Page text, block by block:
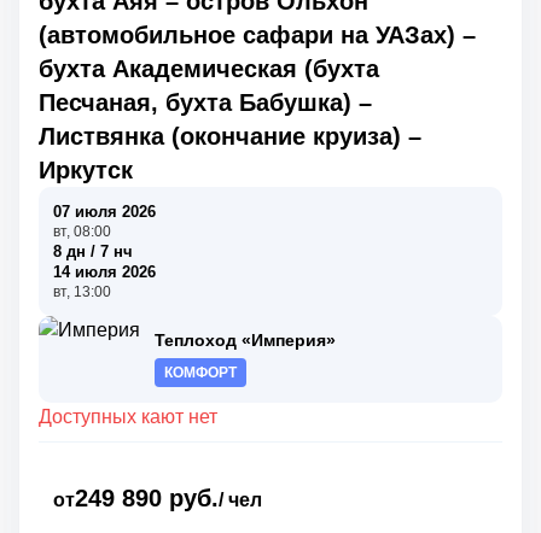
(автомобильное сафари на УАЗах) –
бухта Академическая (бухта
Песчаная, бухта Бабушка) –
Листвянка (окончание круиза) –
Иркутск
07 июля 2026
вт, 08:00
8 дн / 7 нч
14 июля 2026
вт, 13:00
Теплоход «Империя»
КОМФОРТ
Доступных кают нет
от249 890 руб./ чел